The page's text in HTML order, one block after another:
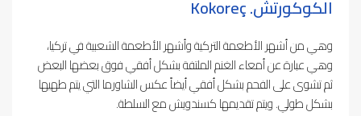
الكوكورتش.
وهي من أشهر الأطعمة التركية وأشهر الأطعمة الشعبية في تركيا،
وهي عبارة عن أمعاء الغنم الملتفة بشكل أفقي فوق بعضها البعض
ثم تشوى على الفحم بشكل أفقي أيضاً عكس الشاورما التي يتم طهيها
بشكل طولي. ويتم تقديمها كسندويش مع السلطة.